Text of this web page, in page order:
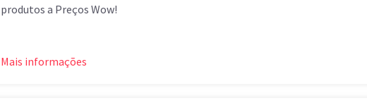
produtos a Preços Wow!
Mais informações